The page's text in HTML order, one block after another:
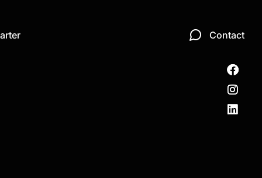
Contact